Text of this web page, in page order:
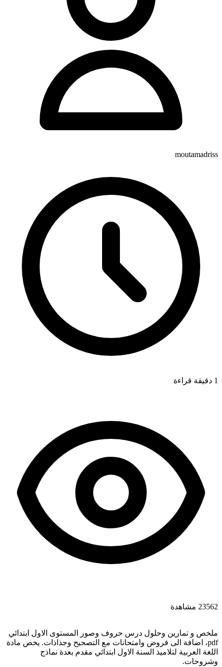
moutamadriss
1 دقيقة قراءة
23562 مشاهدة
ملخص و تمارين وحلول درس حروف وصور المستوى الاول ابتدائي
pdf، اضافة الى فروض وامتحانات مع التصحيح وجذاذات. يخص مادة
اللغة العربية لتلاميذ السنة الاول ابتدائي مقدم بعدة نماذج
وشروحات.